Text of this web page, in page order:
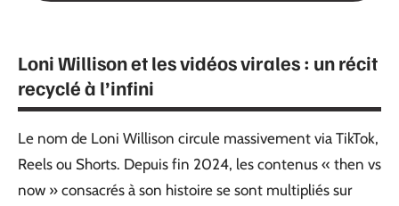
Loni Willison et les vidéos virales : un récit
recyclé à l’infini
Le nom de Loni Willison circule massivement via TikTok,
Reels ou Shorts. Depuis fin 2024, les contenus « then vs
now » consacrés à son histoire se sont multipliés sur